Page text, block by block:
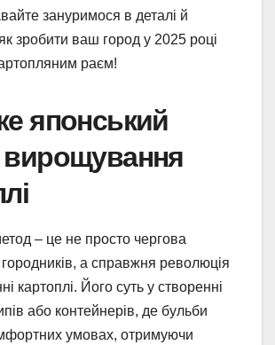
зануримося в деталі й
зробити ваш город у 2025 році
раєм!
японський
– це не просто чергова
городників, а справжня революція
картоплі. Його суть у створенні
або контейнерів, де бульби
умовах, отримуючи